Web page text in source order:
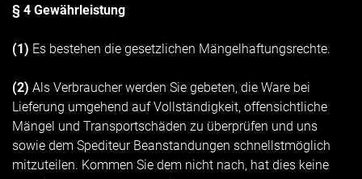
§ 4 Gewährleistung
(1) Es bestehen die gesetzlichen Mängelhaftungsrechte.
(2) Als Verbraucher werden Sie gebeten, die Ware bei
Lieferung umgehend auf Vollständigkeit, offensichtliche
Mängel und Transportschäden zu überprüfen und uns
sowie dem Spediteur Beanstandungen schnellstmöglich
mitzuteilen. Kommen Sie dem nicht nach, hat dies keine